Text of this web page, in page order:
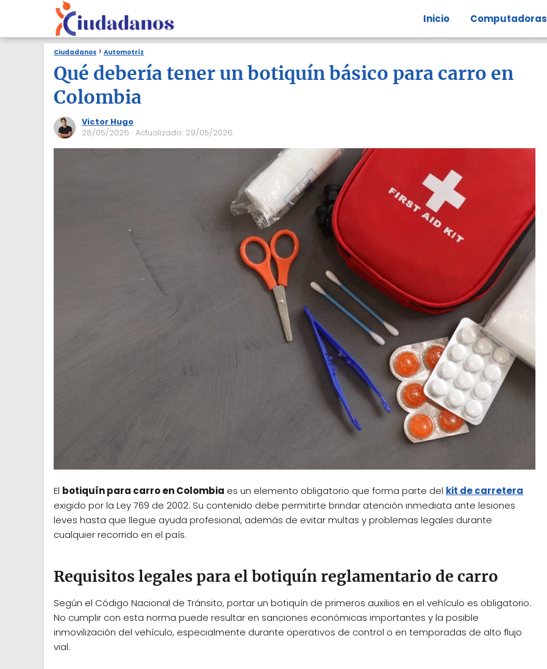
Inicio Computadoras
Ciudadanos Automotríz
Qué debería tener un botiquín básico para carro en
Colombia
Victor Hugo
28/05/2026 · Actualizado: 29/05/2026
El botiquín para carro en Colombia es un elemento obligatorio que forma parte del kit de carretera
exigido por la Ley 769 de 2002. Su contenido debe permitirte brindar atención inmediata ante lesiones
leves hasta que llegue ayuda profesional, además de evitar multas y problemas legales durante
cualquier recorrido en el país.
Requisitos legales para el botiquín reglamentario de carro
Según el Código Nacional de Tránsito, portar un botiquín de primeros auxilios en el vehículo es obligatorio.
No cumplir con esta norma puede resultar en sanciones económicas importantes y la posible
inmovilización del vehículo, especialmente durante operativos de control o en temporadas de alto flujo
vial.